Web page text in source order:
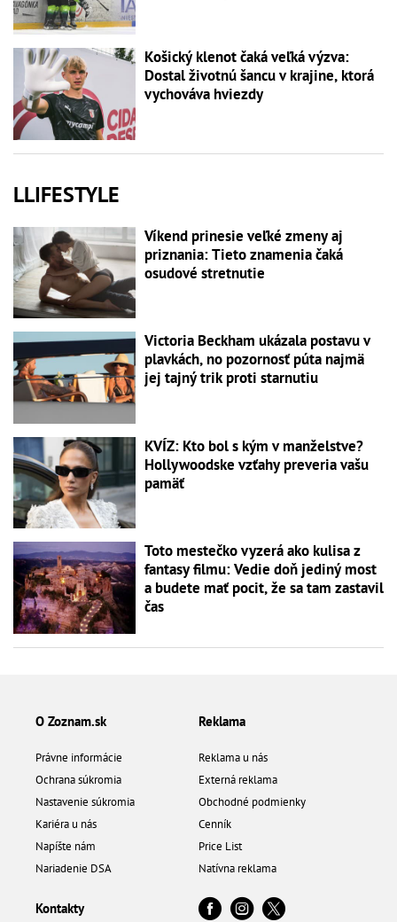
Košický klenot čaká veľká výzva:
Dostal životnú šancu v krajine, ktorá
vychováva hviezdy
LLIFESTYLE
Víkend prinesie veľké zmeny aj
priznania: Tieto znamenia čaká
osudové stretnutie
Victoria Beckham ukázala postavu v
plavkách, no pozornosť púta najmä
jej tajný trik proti starnutiu
KVÍZ: Kto bol s kým v manželstve?
Hollywoodske vzťahy preveria vašu
pamäť
Toto mestečko vyzerá ako kulisa z
fantasy filmu: Vedie doň jediný most
a budete mať pocit, že sa tam zastavil
čas
O Zoznam.sk
Právne informácie
Ochrana súkromia
Nastavenie súkromia
Kariéra u nás
Napíšte nám
Nariadenie DSA
Reklama
Reklama u nás
Externá reklama
Obchodné podmienky
Cenník
Price List
Natívna reklama
Kontakty